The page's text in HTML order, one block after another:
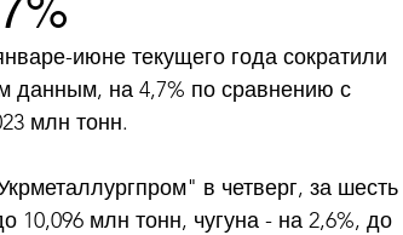
июне текущего года сократили
данным, на 4,7% по сравнению с
млн тонн.
в четверг, за шесть
10,096 млн тонн, чугуна - на 2,6%, до